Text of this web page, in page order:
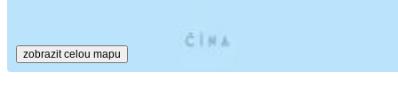
zobrazit celou mapu